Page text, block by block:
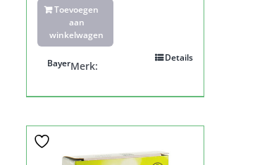
Toevoegen
aan
winkelwagen
Details
Merk:
Bayer